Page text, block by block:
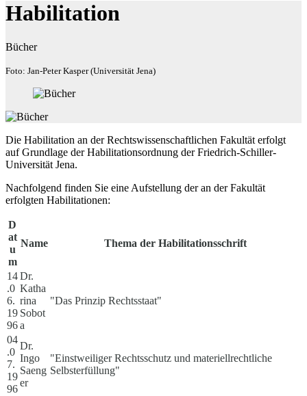
Habilitation
Bücher
Foto: Jan-Peter Kasper (Universität Jena)
Die Habilitation an der Rechtswissenschaftlichen Fakultät erfolgt
auf Grundlage der Habilitationsordnung der Friedrich-Schiller-
Universität Jena.
Nachfolgend finden Sie eine Aufstellung der an der Fakultät
erfolgten Habilitationen:
D
at
u
m
Name Thema der Habilitationsschrift
14
.0
6.
19
96
Dr.
Katha
rina
Sobot
a
"Das Prinzip Rechtsstaat"
04
.0
7.
19
96
Dr.
Ingo
Saeng
er
"Einstweiliger Rechtsschutz und materiellrechtliche
Selbsterfüllung"